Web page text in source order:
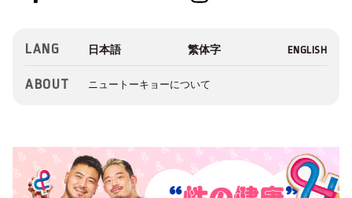
LANG
ABOUT ニュートーキョーについて